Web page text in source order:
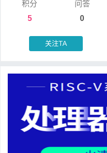
积分
5
问答
0
关注TA